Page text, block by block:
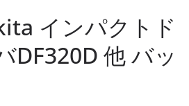
インパクトド
DF320D 他 バッ